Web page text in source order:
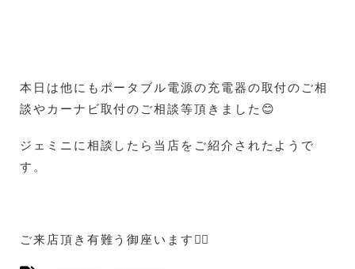
本日は他にもポータブル電源の充電器の取付のご相
談やカーナビ取付のご相談等頂きました😊
ジェミニに相談したら当店をご紹介されたようで
す。
ご来店頂き有難う御座います🙇‍♀️